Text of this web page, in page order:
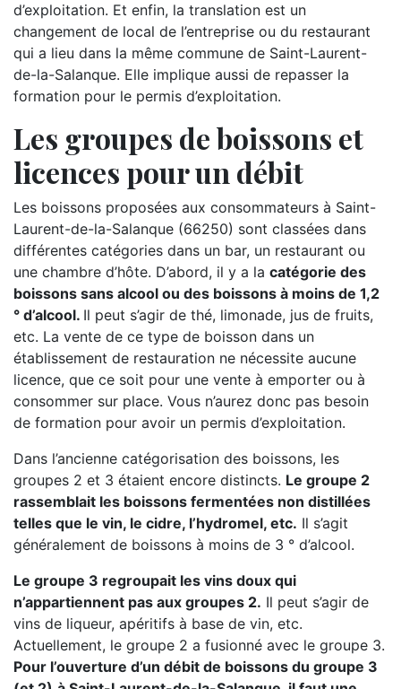
d’exploitation. Et enfin, la translation est un
changement de local de l’entreprise ou du restaurant
qui a lieu dans la même commune de Saint-Laurent-
de-la-Salanque. Elle implique aussi de repasser la
formation pour le permis d’exploitation.
Les groupes de boissons et
licences pour un débit
Les boissons proposées aux consommateurs à Saint-
Laurent-de-la-Salanque (66250) sont classées dans
différentes catégories dans un bar, un restaurant ou
une chambre d’hôte. D’abord, il y a la catégorie des
boissons sans alcool ou des boissons à moins de 1,2
° d’alcool. Il peut s’agir de thé, limonade, jus de fruits,
etc. La vente de ce type de boisson dans un
établissement de restauration ne nécessite aucune
licence, que ce soit pour une vente à emporter ou à
consommer sur place. Vous n’aurez donc pas besoin
de formation pour avoir un permis d’exploitation.
Dans l’ancienne catégorisation des boissons, les
groupes 2 et 3 étaient encore distincts. Le groupe 2
rassemblait les boissons fermentées non distillées
telles que le vin, le cidre, l’hydromel, etc. Il s’agit
généralement de boissons à moins de 3 ° d’alcool.
Le groupe 3 regroupait les vins doux qui
n’appartiennent pas aux groupes 2. Il peut s’agir de
vins de liqueur, apéritifs à base de vin, etc.
Actuellement, le groupe 2 a fusionné avec le groupe 3.
Pour l’ouverture d’un débit de boissons du groupe 3